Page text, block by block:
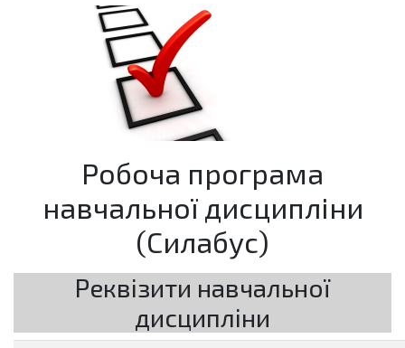
Робоча програма
навчальної дисципліни
(Силабус)
Реквізити навчальної
дисципліни